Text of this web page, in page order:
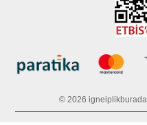
© 2026